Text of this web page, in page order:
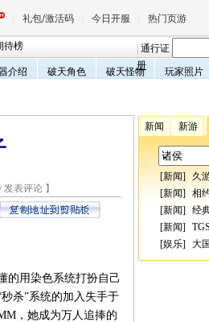
礼包/激活码 今日开服 热门页游
天堂
王权与自由
待榜 通行证
册
介绍 破天角色 破天怪物 玩家照片
发表评论】
的用染色系统打扮自己
杀”系统的加入失手于
，她成为万人追捧的
新闻 新游
[新闻] 久
[新闻] 相
[新闻] 经
[新闻]
[娱乐] 大